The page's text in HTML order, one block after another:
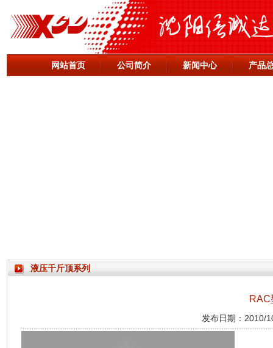
网站首页 公司简介 新闻中心 产品
液压千斤顶系列
RAC
发布日期：2010/